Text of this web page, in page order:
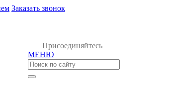
Заказать звонок
Присоединяйтесь
МЕНЮ